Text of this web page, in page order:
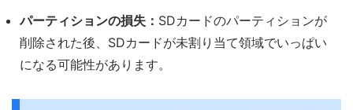
パーティションの損失： SDカードのパーティションが
削除された後、SDカードが未割り当て領域でいっぱい
になる可能性があります。